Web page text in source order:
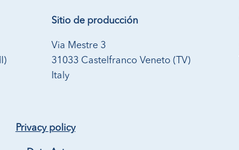
Sitio de producción
Via Mestre 3
31033 Castelfranco Veneto (TV)
Italy
Privacy policy